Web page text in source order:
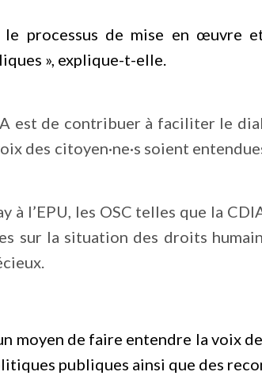
le processus de mise en œuvre
», explique-t-elle.
est de contribuer à faciliter le
des citoyen·ne·s soient
à l’EPU, les OSC telles que la
sur la situation des droits
moyen de faire entendre la voix
publiques ainsi que des